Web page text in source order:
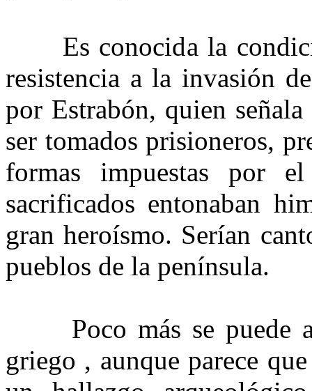
Es conocida la
resistencia a la invasión
por Estrabón, quien
ser tomados prisioneros,
formas impuestas por
sacrificados entonaban
gran heroísmo. Serían
pueblos de la península.
Poco más se puede
griego , aunque parece